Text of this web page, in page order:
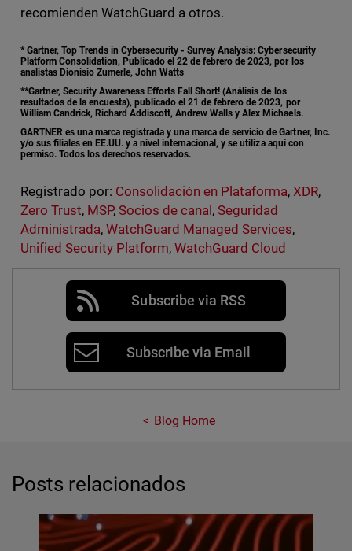
recomienden WatchGuard a otros.
* Gartner, Top Trends in Cybersecurity - Survey Analysis: Cybersecurity
Platform Consolidation, Publicado el 22 de febrero de 2023, por los
analistas Dionisio Zumerle, John Watts
**Gartner, Security Awareness Efforts Fall Short! (Análisis de los
resultados de la encuesta), publicado el 21 de febrero de 2023, por
William Candrick, Richard Addiscott, Andrew Walls y Alex Michaels.
GARTNER es una marca registrada y una marca de servicio de Gartner, Inc.
y/o sus filiales en EE.UU. y a nivel internacional, y se utiliza aquí con
permiso. Todos los derechos reservados.
Registrado por: Consolidación en Plataforma,XDR,
Zero Trust, MSP, Socios de canal ,Seguridad
Administrada, WatchGuard Managed Services,
Unified Security Platform, WatchGuard Cloud
Subscribe via RSS
Subscribe via Email
Blog Home
Posts relacionados